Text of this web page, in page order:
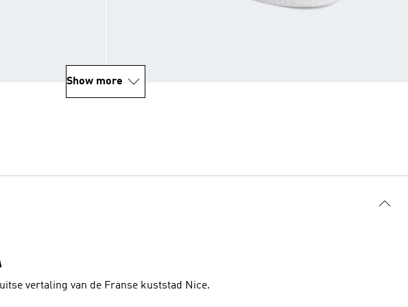
Show more
vertaling van de Franse kuststad Nice.